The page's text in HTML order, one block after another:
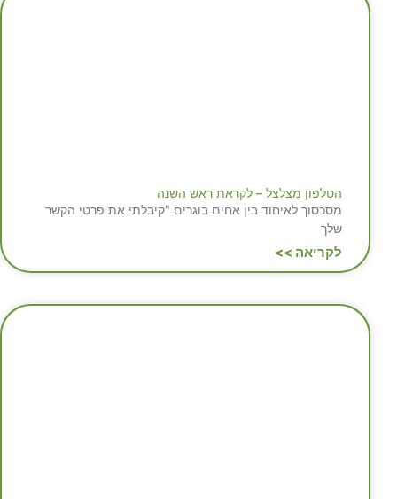
הטלפון מצלצל – לקראת ראש השנה
מסכסוך לאיחוד בין אחים בוגרים "קיבלתי את פרטי הקשר
שלך
לקריאה >>